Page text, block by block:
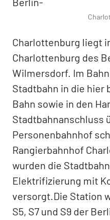
Charlottenburg liegt
Charlottenburg des
Wilmersdorf. Im
Stadtbahn in die hier
Bahn sowie in den
Stadtbahnanschluss
Personenbahnhof
Rangierbahnhof
wurden die
Elektrifizierung mit
versorgt.Die Station
S5, S7 und S9 der